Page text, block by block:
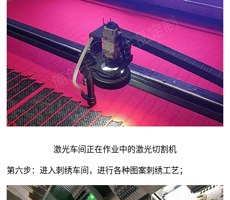
激光车间正在作业中的激光切割机
第六步：进入刺绣车间，进行各种图案刺绣工艺；